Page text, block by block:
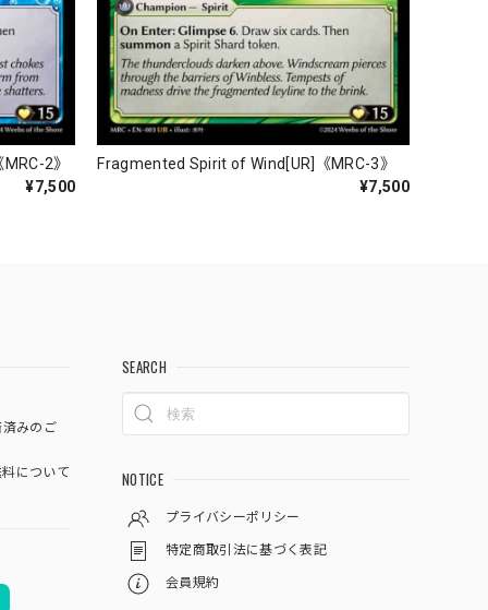
2》
¥7,500
Fragmented Spirit of Wind[UR]《MRC-3》
¥7,500
みのご
について
SEARCH
NOTICE
プライバシーポリシー
特定商取引法に基づく表記
会員規約